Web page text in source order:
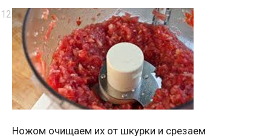
Ножом очищаем их от шкурки и срезаем